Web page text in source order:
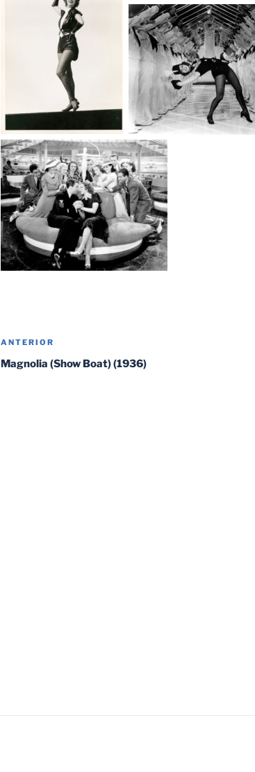
Navegación
de
Entrada
anterior:
ANTERIOR
Magnolia (Show Boat) (1936)